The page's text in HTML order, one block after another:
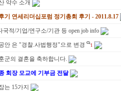
약수 소개
기 연세리더십포럼 정기총회 후기 - 2011.8.17
국적/기업/연구소/기관 등 open job info
안 은 "경찰.사법행정"으로 변경 1
군의 결혼을 축하합니다.
회장 모교에 기부금 전달
는 15가지